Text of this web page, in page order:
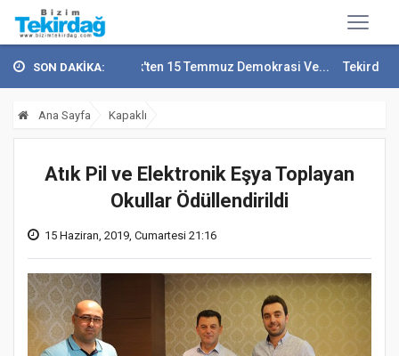
SON DAKİKA:
Recep Soytürk'ten 15 Temmuz Demokrasi Ve... Tekirdağ En Çok
Ana Sayfa Kapaklı
Atık Pil ve Elektronik Eşya Toplayan
Okullar Ödüllendirildi
15 Haziran, 2019, Cumartesi 21:16